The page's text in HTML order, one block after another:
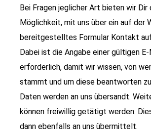
Bei Fragen jeglicher Art bieten wir Dir
Möglichkeit, mit uns über ein auf der
bereitgestelltes Formular Kontakt
Dabei ist die Angabe einer gültigen
erforderlich, damit wir wissen, von
stammt und um diese beantworten
Daten werden an uns übersandt.
können freiwillig getätigt werden.
dann ebenfalls an uns übermittelt.